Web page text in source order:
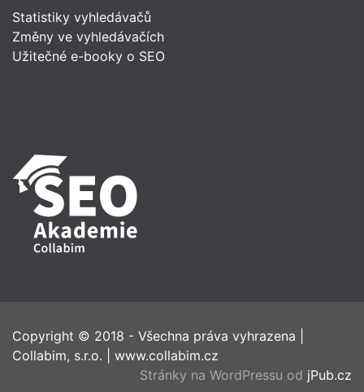
Statistiky vyhledávačů
Změny ve vyhledávačích
Užitečné e-booky o SEO
Copyright © 2018 - Všechna práva vyhrazena
Collabim, s.r.o.
www.collabim.cz
Stránky na WordPressu od jPub.cz